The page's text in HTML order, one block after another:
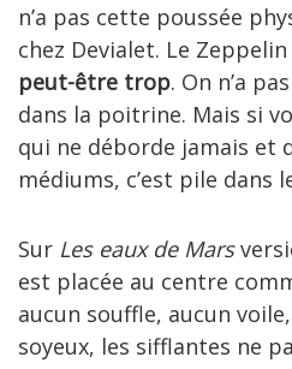
n’a pas cette poussée
chez Devialet. Le
peut-être trop. On n’a
dans la poitrine. Mais si
qui ne déborde jamais et
médiums, c’est pile dans
Sur Les eaux de Mars
est placée au centre
aucun souffle, aucun
soyeux, les sifflantes ne